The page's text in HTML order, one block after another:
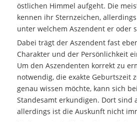
östlichen Himmel aufgeht. Die
kennen ihr Sternzeichen,
unter welchem Aszendent er oder
Dabei trägt der Aszendent fast
Charakter und der Persönlichkeit
Um den Aszendenten korrekt zu
notwendig, die exakte Geburtszeit
genau wissen möchte, kann sich
Standesamt erkundigen. Dort sind
allerdings ist die Auskunft nicht